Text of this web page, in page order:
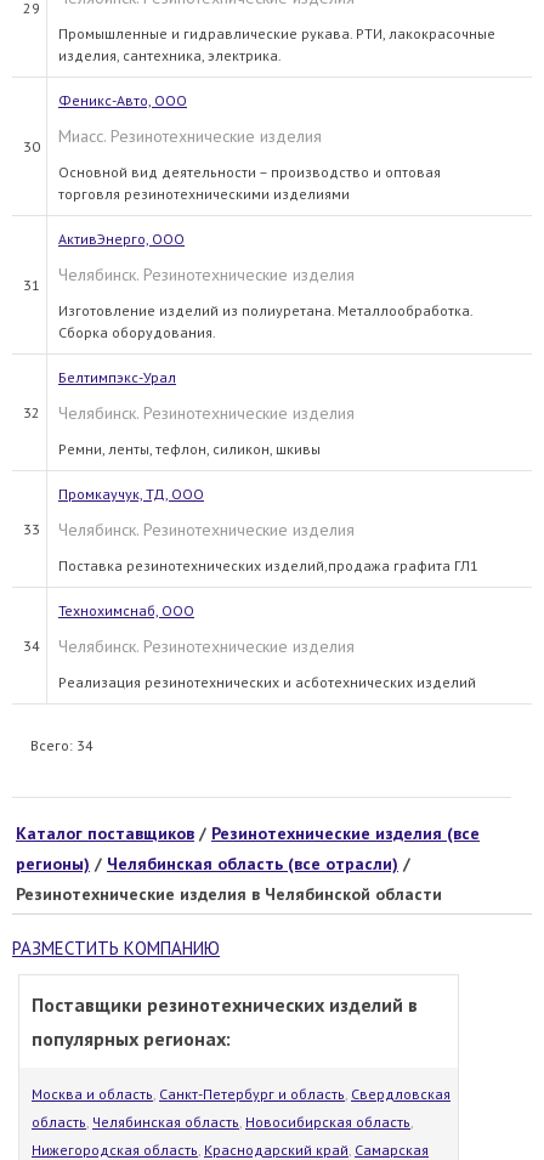
29
Промышленные и гидравлические рукава. РТИ, лакокрасочные
изделия, сантехника, электрика.
30
Феникс-Авто, ООО
Миасс. Резинотехнические изделия
Основной вид деятельности – производство и оптовая
торговля резинотехническими изделиями
31
АктивЭнерго, ООО
Челябинск. Резинотехнические изделия
Изготовление изделий из полиуретана. Металлообработка.
Сборка оборудования.
32
Белтимпэкс-Урал
Челябинск. Резинотехнические изделия
Ремни, ленты, тефлон, силикон, шкивы
33
Промкаучук, ТД, ООО
Челябинск. Резинотехнические изделия
Поставка резинотехнических изделий,продажа графита ГЛ1
34
Технохимснаб, ООО
Челябинск. Резинотехнические изделия
Реализация резинотехнических и асботехнических изделий
Всего: 34
Каталог поставщиков / Резинотехнические изделия (все
регионы) / Челябинская область (все отрасли) /
Резинотехнические изделия в Челябинской области
РАЗМЕСТИТЬ КОМПАНИЮ
Поставщики резинотехнических изделий в
популярных регионах:
Москва и область, Санкт-Петербург и область, Свердловская
область, Челябинская область, Новосибирская область,
Нижегородская область, Краснодарский край, Самарская